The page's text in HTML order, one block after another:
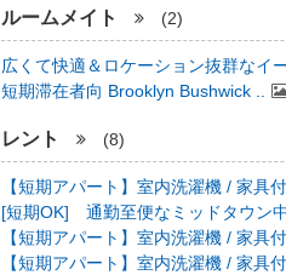
ルームメイト (2)
広くて快適＆ロケーション抜群なイ
短期滞在者向 Brooklyn Bushwick ..
レント (8)
【短期アパート】室内洗濯機 / 家具
[短期OK] 通勤至便なミッドタウン
【短期アパート】室内洗濯機 / 家具
【短期アパート】室内洗濯機 / 家具